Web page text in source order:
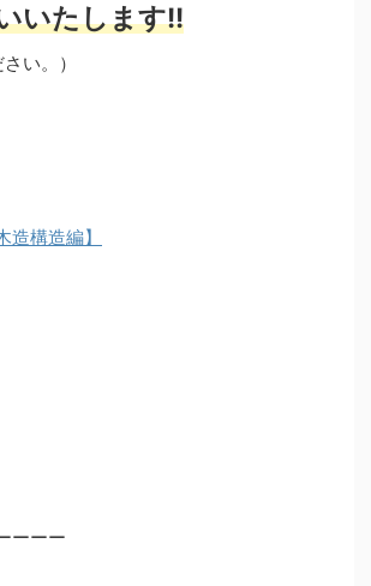
いたします!!
い。）
構造編】
ーーー